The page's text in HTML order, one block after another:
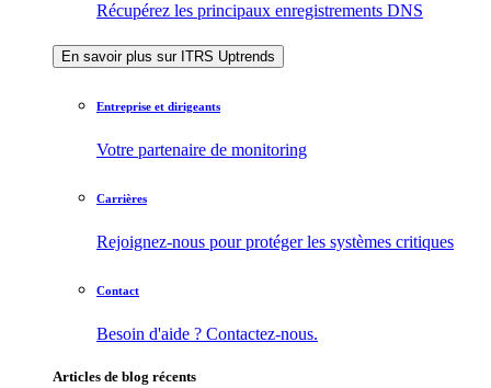
Récupérez les principaux enregistrements DNS
En savoir plus sur ITRS Uptrends
Entreprise et dirigeants
Votre partenaire de monitoring
Carrières
Rejoignez-nous pour protéger les systèmes critiques
Contact
Besoin d'aide ? Contactez-nous.
Articles de blog récents